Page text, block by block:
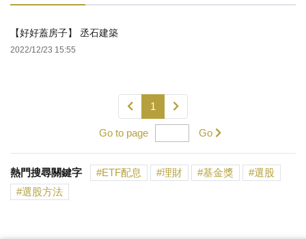
【好好蓋房子】 丞石建築
2022/12/23 15:55
1
Go to page Go
熱門搜尋關鍵字 ETF配息 理財 基金獎
選股
選股方法